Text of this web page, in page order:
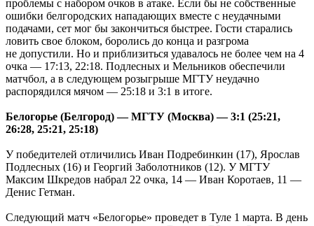
проблемы с набором очков в атаке. Если бы не собственные
ошибки белгородских нападающих вместе с неудачными
подачами, сет мог бы закончиться быстрее. Гости старались
ловить свое блоком, боролись до конца и разгрома
не допустили. Но и приблизиться удавалось не более чем на 4
очка — 17:13, 22:18. Подлесных и Мельников обеспечили
матчбол, а в следующем розыгрыше МГТУ неудачно
распорядился мячом — 25:18 и 3:1 в итоге.
Белогорье (Белгород) — МГТУ (Москва) — 3:1 (25:21,
26:28, 25:21, 25:18)
У победителей отличились Иван Подребинкин (17), Ярослав
Подлесных (16) и Георгий Заболотников (12). У МГТУ
Максим Шкредов набрал 22 очка, 14 — Иван Коротаев, 11 —
Денис Гетман.
Следующий матч «Белогорье» проведет в Туле 1 марта. В день